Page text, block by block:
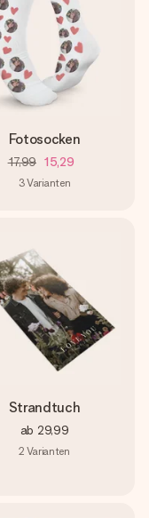
Fotosocken
17,99 15,29
3Varianten
Strandtuch
ab 29,99
2 Varianten